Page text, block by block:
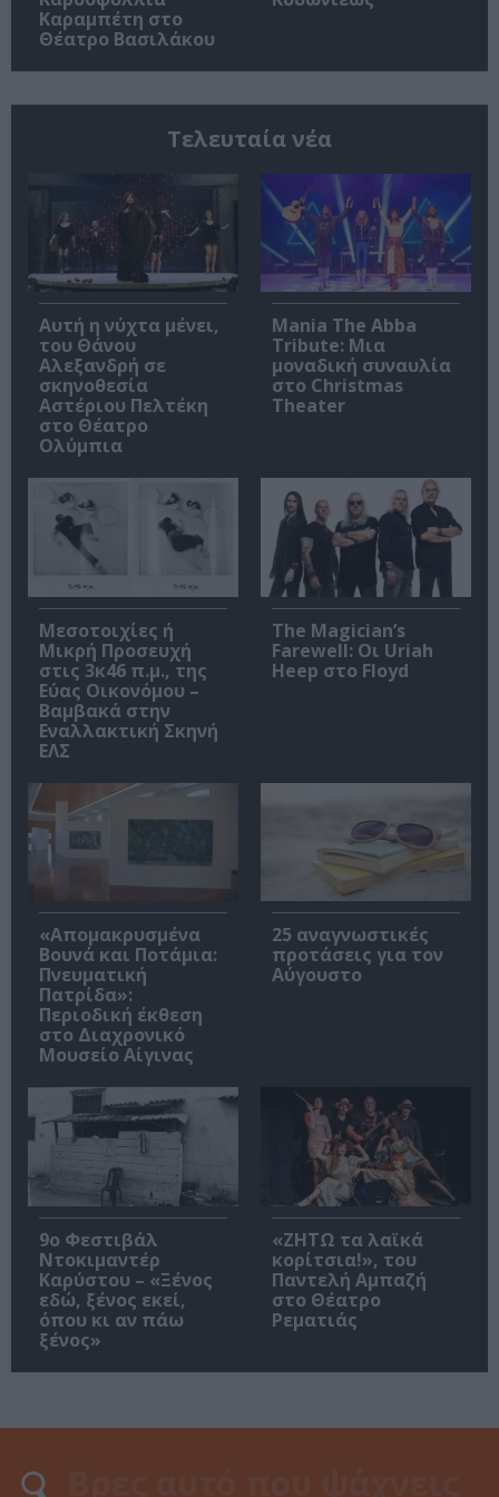
Καραμπέτη στο
Θέατρο Βασιλάκου
Τελευταία νέα
Αυτή η νύχτα μένει,
του Θάνου
Αλεξανδρή σε
σκηνοθεσία
Αστέριου Πελτέκη
στο Θέατρο
Ολύμπια
Mania The Abba
Tribute: Μια
μοναδική συναυλία
στο Christmas
Theater
Μεσοτοιχίες ή
Μικρή Προσευχή
στις 3κ46 π.μ., της
Εύας Οικονόμου –
Βαμβακά στην
Εναλλακτική Σκηνή
ΕΛΣ
The Magician’s
Farewell: Οι Uriah
Heep στο Floyd
«Απομακρυσμένα
Βουνά και Ποτάμια:
Πνευματική
Πατρίδα»:
Περιοδική έκθεση
στο Διαχρονικό
Μουσείο Αίγινας
25 αναγνωστικές
προτάσεις για τον
Αύγουστο
9ο Φεστιβάλ
Ντοκιμαντέρ
Καρύστου – «Ξένος
εδώ, ξένος εκεί,
όπου κι αν πάω
ξένος»
«ΖΗΤΩ τα λαϊκά
κορίτσια!», του
Παντελή Αμπαζή
στο Θέατρο
Ρεματιάς